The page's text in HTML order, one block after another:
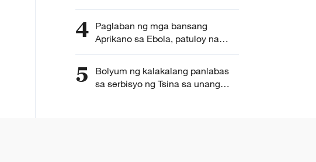
4 Paglaban ng mga bansang
Aprikano sa Ebola, patuloy na
susuportahan ng Tsina
5
Bolyum ng kalakalang panlabas
sa serbisyo ng Tsina sa unang